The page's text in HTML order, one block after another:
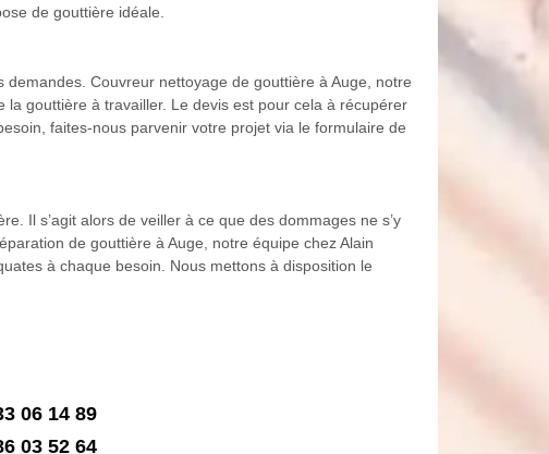
de gouttière idéale.
Couvreur nettoyage de gouttière à Auge, notre
gouttière à travailler. Le devis est pour cela à récupérer
faites-nous parvenir votre projet via le formulaire de
Il s’agit alors de veiller à ce que des dommages ne s’y
de gouttière à Auge, notre équipe chez Alain
à chaque besoin. Nous mettons à disposition le
06 14 89
03 52 64